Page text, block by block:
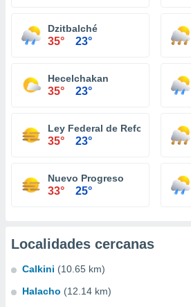
Dzitbalché
35° 23°
Hecelchakan
35° 23°
Ley Federal de Reforma Agraria
35° 23°
Nuevo Progreso
33° 25°
Localidades cercanas
Calkini (10.65 km)
Halacho (12.14 km)